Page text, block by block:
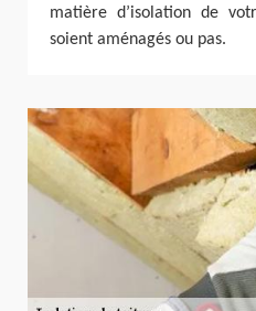
matière d’isolation de
soient aménagés ou pas.